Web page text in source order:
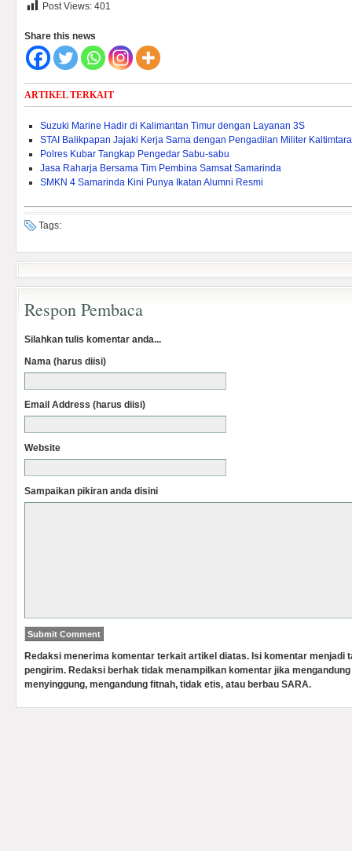
Post Views: 401
Share this news
ARTIKEL TERKAIT
Suzuki Marine Hadir di Kalimantan Timur dengan Layanan 3S
STAI Balikpapan Jajaki Kerja Sama dengan Pengadilan Militer Kaltimtara
Polres Kubar Tangkap Pengedar Sabu-sabu
Jasa Raharja Bersama Tim Pembina Samsat Samarinda
SMKN 4 Samarinda Kini Punya Ikatan Alumni Resmi
Tags:
Respon Pembaca
Silahkan tulis komentar anda...
Nama (harus diisi)
Email Address (harus diisi)
Website
Sampaikan pikiran anda disini
Redaksi menerima komentar terkait artikel diatas. Isi komentar menjadi
pengirim. Redaksi berhak tidak menampilkan komentar jika
menyinggung, mengandung fitnah, tidak etis, atau berbau SARA.